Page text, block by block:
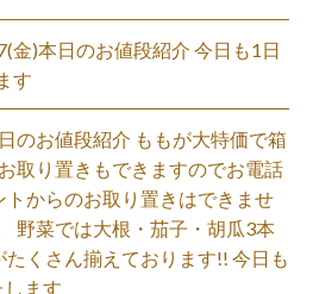
金)本日のお値段紹介 今日も1日
す
のお値段紹介 ももが大特価で箱
取り置きもできますのでお電話
からのお取り置きはできませ
野菜では大根・茄子・胡瓜3本
くさん揃えております!! 今日も
ます